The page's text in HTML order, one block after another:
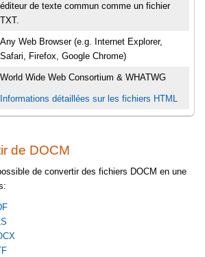
éditeur de texte commun comme un fichier
TXT.
Any Web Browser (e.g. Internet Explorer,
Safari, Firefox, Google Chrome)
World Wide Web Consortium & WHATWG
Informations détaillées sur les fichiers HTML
de DOCM
de convertir des fichiers DOCM en une